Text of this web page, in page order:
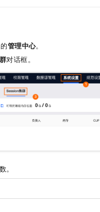
管理中心。
对话框。
。